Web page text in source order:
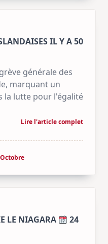
IL Y A 50
générale des
marquant un
la lutte pour l'égalité
Lire l'article complet
Octobre
LE NIAGARA
24